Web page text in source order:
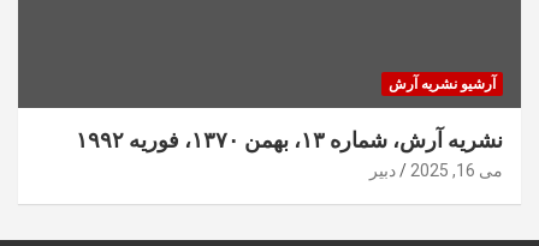
آرشیو نشریه آرش
نشریه آرش، شماره ۱۳، بهمن ۱۳۷۰، فوریه ۱۹۹۲
می 16, 2025 دبیر